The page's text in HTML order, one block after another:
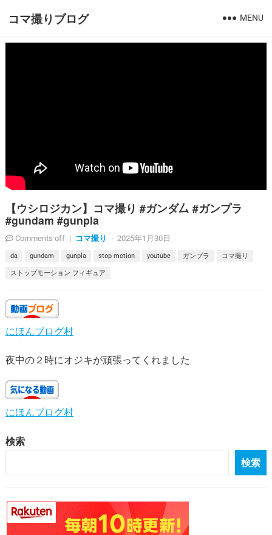
コマ撮りブログ MENU
【ウシロジカン】コマ撮り #ガンダ厶 #ガンプラ
#gundam #gunpla
Comments off | コマ撮り · 2025年1月30日
da gundam gunpla stop motion youtube ガンプラ コマ撮り
ストップモーション フィギュア
にほんブログ村
夜中の２時にオジキが頑張ってくれました
にほんブログ村
検索
検索